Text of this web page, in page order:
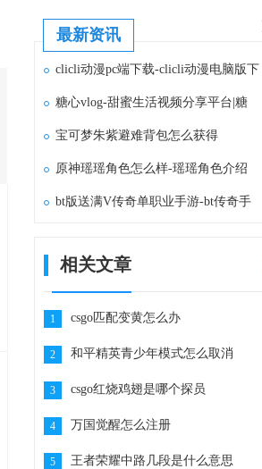
最新资讯
clicli动漫pc端下载-clicli动漫电脑版下
糖心vlog-甜蜜生活视频分享平台|糖
宝可梦朱紫避难背包怎么获得
原神瑶瑶角色怎么样-瑶瑶角色介绍
bt版送满V传奇单职业手游-bt传奇手
相关文章
1 csgo匹配变黄怎么办
2 和平精英青少年模式怎么取消
3 csgo红烧鸡翅是哪个探员
4 万国觉醒怎么注册
5 王者荣耀中路几段是什么意思